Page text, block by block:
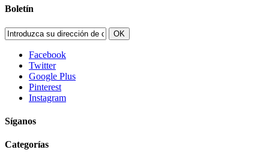
Boletín
OK
Facebook
Twitter
Google Plus
Pinterest
Instagram
Síganos
Categorías